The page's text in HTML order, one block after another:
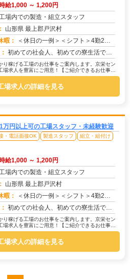
給1,000 ～ 1,200円
場内での製造・組立スタッフ
山形県 最上郡戸沢村
暇：
＜休日の一例＞＜シフト＞4勤2休＜休日＞工場カレンダーによる★長期休暇あり★有給休暇あり※配属先により休日・勤務形...
初めての社会人、初めての寮生活でも安心！☆家具付き寮で初期費用0円！テレビ、エアコン、冷蔵庫など生活に必要な家電が...
稼げる工場のお仕事をご案内します。京栄セン
求人を豊富にご用意！【ご紹介できるお仕事の
場求人の詳細を見る
円以上可の工場スタッフ・未経験歓迎
・電話面接OK 製造スタッフ 組立・組付け
給1,000 ～ 1,200円
場内での製造・組立スタッフ
山形県 最上郡戸沢村
暇：
＜休日の一例＞＜シフト＞4勤2休＜休日＞工場カレンダーによる★長期休暇あり★有給休暇あり※配属先により休日・勤務形...
初めての社会人、初めての寮生活でも安心！☆家具付き寮で初期費用0円！テレビ、エアコン、冷蔵庫など生活に必要な家電が...
稼げる工場のお仕事をご案内します。京栄セン
求人を豊富にご用意！【ご紹介できるお仕事の
場求人の詳細を見る